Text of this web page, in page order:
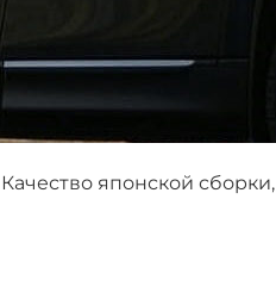
японской сборки,